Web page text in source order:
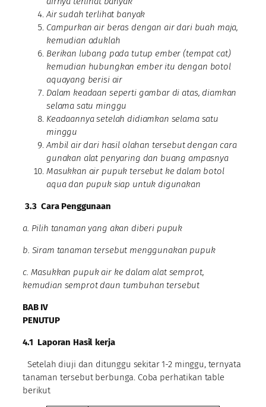
Air sudah terlihat banyak
Campurkan air beras dengan air dari buah maja,
kemudian aduklah
Berikan lubang pada tutup ember (tempat cat)
kemudian hubungkan ember itu dengan botol
aquayang berisi air
Dalam keadaan seperti gambar di atas, diamkan
selama satu minggu
Keadaannya setelah didiamkan selama satu
minggu
Ambil air dari hasil olahan tersebut dengan cara
gunakan alat penyaring dan buang ampasnya
Masukkan air pupuk tersebut ke dalam botol
aqua dan pupuk siap untuk digunakan
3.3Cara Penggunaan
a. Pilih tanaman yang akan diberi pupuk
b. Siram tanaman tersebut menggunakan pupuk
c. Masukkan pupuk air ke dalam alat semprot,
kemudian semprot daun tumbuhan tersebut
BAB IV
PENUTUP
4.1 Laporan Hasil kerja
Setelah diuji dan ditunggu sekitar 1-2 minggu, ternyata
tanaman tersebut berbunga. Coba perhatikan table
berikut